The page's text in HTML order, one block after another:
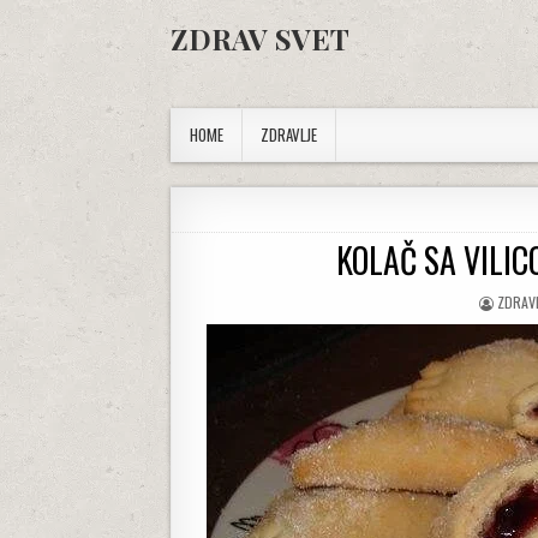
Skip to content
ZDRAV SVET
HOME ZDRAVLJE
KOLAČ SA